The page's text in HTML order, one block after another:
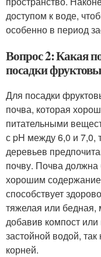
доступом к воде,
особенно в период
Вопрос 2: Какая
посадки
Для посадки
почва, которая
питательными
с pH между 6,0 и 7,0,
деревьев
почву. Почва
хорошим
способствует
тяжелая или бедная,
добавив компост или
застойной водой,
корней.